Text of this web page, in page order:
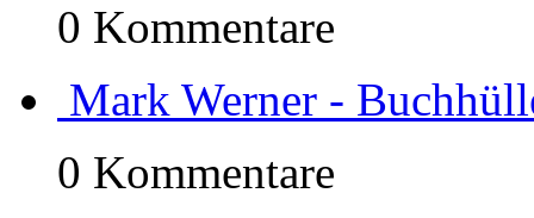
0 Kommentare
Mark Werner -
0 Kommentare